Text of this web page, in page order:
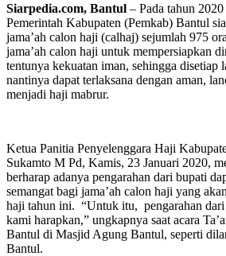
Siarpedia.com, Bantul – Pada tahun
Pemerintah Kabupaten (Pemkab) Bantul
jama’ah calon haji (calhaj) sejumlah 975
jama’ah calon haji untuk mempersiapkan
tentunya kekuatan iman, sehingga disetiap
nantinya dapat terlaksana dengan aman,
menjadi haji mabrur.
Ketua Panitia Penyelenggara Haji
Sukamto M Pd, Kamis, 23 Januari 2020,
berharap adanya pengarahan dari bupati
semangat bagi jama’ah calon haji yang
haji tahun ini. “Untuk itu, pengarahan
kami harapkan,” ungkapnya saat acara
Bantul di Masjid Agung Bantul, seperti
Bantul.